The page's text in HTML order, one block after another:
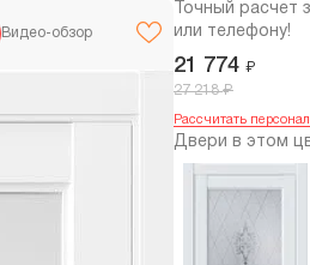
Видео-обзор
Точный расчет
или телефону!
21 774 ₽
27 218₽
Рассчитать
Двери в этом